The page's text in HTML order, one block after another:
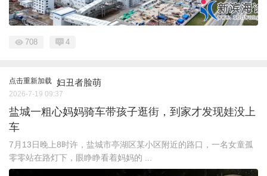
708 4
点击重新加载 妇丑者脸萌
2026-7-19 09:37
盐城一粗心妈妈骑车带孩子逛街，到家才发现娃没上
车
7月13日晚上8时许，盐城市亭湖区某小区附近的路口，一名女童孤
零零站在路灯下，眼睁睁看着妈妈的 ...